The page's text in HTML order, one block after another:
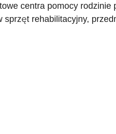
centra pomocy rodzinie
sprzęt rehabilitacyjny,